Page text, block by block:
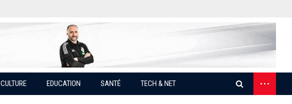
CULTURE EDUCATION SANTÉ TECH & NET ...